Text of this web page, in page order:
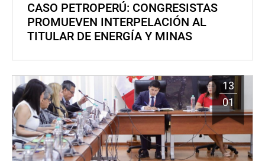
CASO PETROPERÚ: CONGRESISTAS
PROMUEVEN INTERPELACIÓN AL
TITULAR DE ENERGÍA Y MINAS
13
01